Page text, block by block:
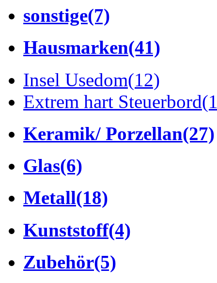
sonstige(7)
Hausmarken(41)
Insel Usedom(12)
Extrem hart Steuerbord
Keramik/ Porzellan(27)
Glas(6)
Metall(18)
Kunststoff(4)
Zubehör(5)